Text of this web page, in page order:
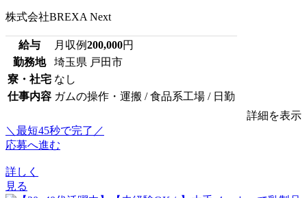
株式会社BREXA Next
給与 月収例200,000円
勤務地
埼玉県 戸田市
寮・社宅 なし
仕事内容 ガムの操作・運搬 / 食品系工場 / 日勤
詳細を表示
＼最短45秒で完了／
応募へ進む
詳しく
見る